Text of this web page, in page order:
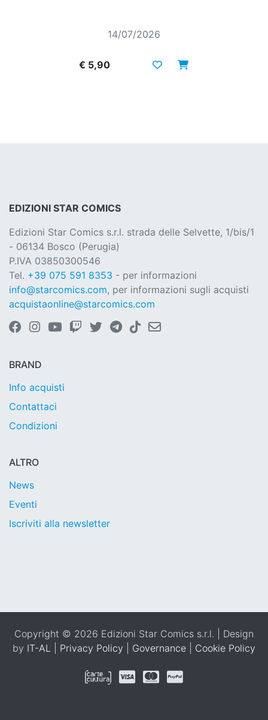
14/07/2026
€ 5,90
EDIZIONI STAR COMICS
Edizioni Star Comics s.r.l. strada delle Selvette, 1/bis/1
- 06134 Bosco (Perugia)
P.IVA 03850300546
Tel. +39 075 591 8353 - per informazioni
info@starcomics.com, per informazioni sugli acquisti
acquistaonline@starcomics.com
BRAND
Info acquisti
Contattaci
Condizioni
ALTRO
News
Eventi
Iscriviti alla newsletter
Copyright © 2026 Edizioni Star Comics s.r.l. | Design
by IT-AL Privacy Policy Governance Cookie Policy